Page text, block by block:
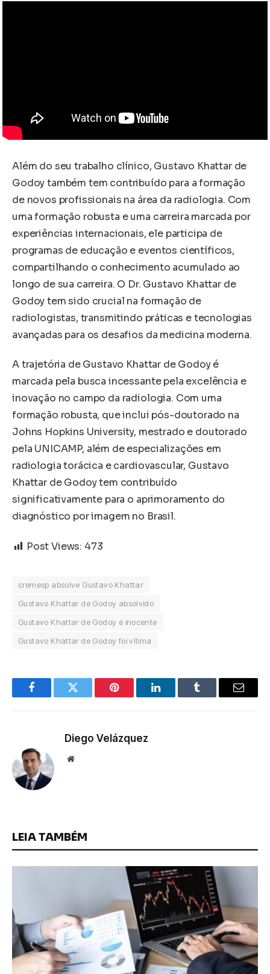
Além do seu trabalho clínico, Gustavo Khattar de
Godoy também tem contribuído para a formação
de novos profissionais na área da radiologia. Com
uma formação robusta e uma carreira marcada por
experiências internacionais, ele participa de
programas de educação e eventos científicos,
compartilhando o conhecimento acumulado ao
longo de sua carreira. O Dr. Gustavo Khattar de
Godoy tem sido crucial na formação de
radiologistas, transmitindo práticas e tecnologias
avançadas para os desafios da medicina moderna.
A trajetória de Gustavo Khattar de Godoy é
marcada pela busca incessante pela excelência e
inovação no campo da radiologia. Com uma
formação robusta, que inclui pós-doutorado na
Johns Hopkins University, mestrado e doutorado
pela UNICAMP, além de especializações em
radiologia torácica e cardiovascular, Gustavo
Khattar de Godoy tem contribuído
significativamente para o aprimoramento do
diagnóstico por imagem no Brasil.
Post Views: 473
cremesp absolve Gustavo Khattar
Gustavo Khattar de Godoy absolvido
Gustavo Khattar de Godoy é inocente
Gustavo Khattar de Godoy foi vítima
FacebookTwitter Pinterest LinkedInTumblr Email
Diego Velázquez
Website
LEIA TAMBÉM